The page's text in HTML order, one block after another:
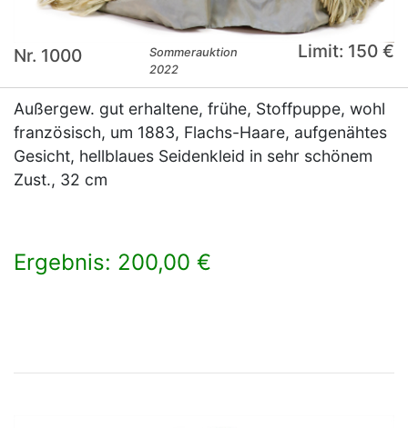
Nr. 1000
Sommerauktion
2022
Limit: 150 €
Außergew. gut erhaltene, frühe, Stoffpuppe, wohl
französisch, um 1883, Flachs-Haare, aufgenähtes
Gesicht, hellblaues Seidenkleid in sehr schönem
Zust., 32 cm
Ergebnis: 200,00 €